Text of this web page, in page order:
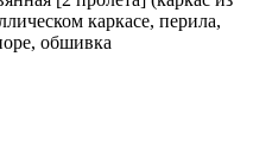
каркасе, перила,
обшивка